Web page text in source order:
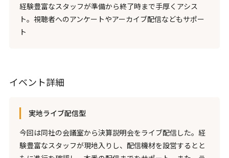
経験豊富なスタッフが準備から終了時まで手厚くアシス
ト。視聴者へのアンケートやアーカイブ配信などもサポー
ト
イベント詳細
実地ライブ配信型
今回は同社の会議室から決算説明会をライブ配信した。経
験豊富なスタッフが現地入りし、配信機材を設営するとと